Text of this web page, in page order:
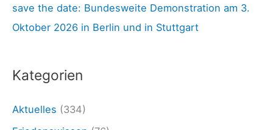
c
h
save the date: Bundesweite Demonstration am 3.
Oktober 2026 in Berlin und in Stuttgart
Kategorien
Aktuelles (334)